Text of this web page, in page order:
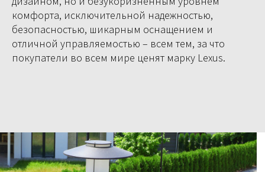
комфорта, исключительной надежностью,
безопасностью, шикарным оснащением и
отличной управляемостью – всем тем, за что
покупатели во всем мире ценят марку Lexus.